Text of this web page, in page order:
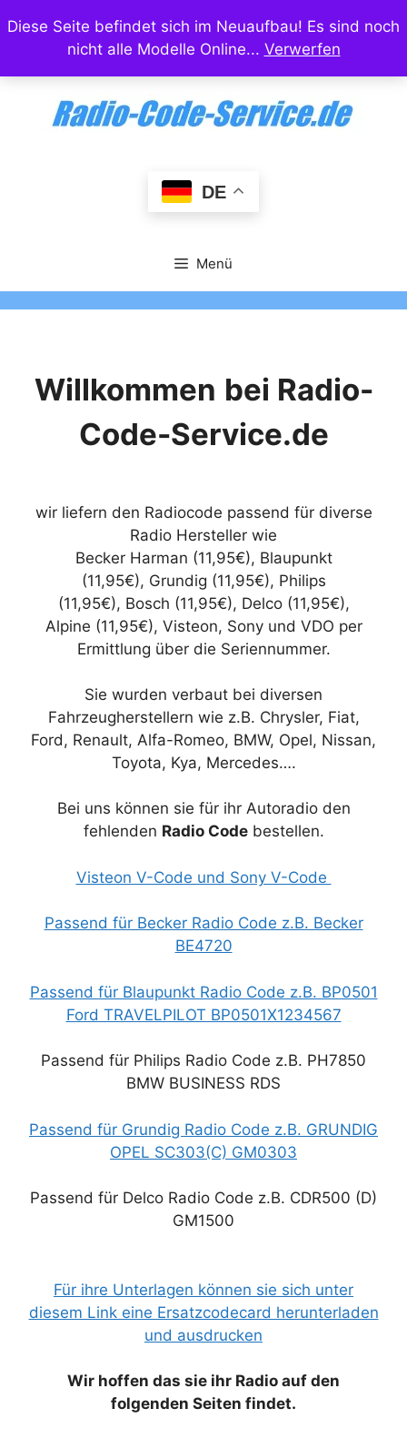
Diese Seite befindet sich im Neuaufbau! Es sind noch
nicht alle Modelle Online... Verwerfen
Inhalt
DE
Menü
Willkommen bei Radio-
Code-Service.de
wir liefern den Radiocode passend für diverse
Radio Hersteller wie
Becker Harman (11,95€), Blaupunkt
(11,95€), Grundig (11,95€), Philips
(11,95€), Bosch (11,95€), Delco (11,95€),
Alpine (11,95€), Visteon, Sony und VDO per
Ermittlung über die Seriennummer.
Sie wurden verbaut bei diversen
Fahrzeugherstellern wie z.B. Chrysler, Fiat,
Ford, Renault, Alfa-Romeo, BMW, Opel, Nissan,
Toyota, Kya, Mercedes….
Bei uns können sie für ihr Autoradio den
fehlenden Radio Codebestellen.
Visteon V-Code und Sony V-Code
Passend für Becker Radio Code z.B. Becker
BE4720
Passend für Blaupunkt Radio Code z.B. BP0501
Ford TRAVELPILOT BP0501X1234567
Passend für Philips Radio Code z.B. PH7850
BMW BUSINESS RDS
Passend für Grundig Radio Code z.B. GRUNDIG
OPEL SC303(C) GM0303
Passend für Delco Radio Code z.B. CDR500 (D)
GM1500
Für ihre Unterlagen können sie sich unter
diesem Link eine Ersatzcodecard herunterladen
und ausdrucken
Wir hoffen das sie ihr Radio auf den
folgenden Seiten findet.